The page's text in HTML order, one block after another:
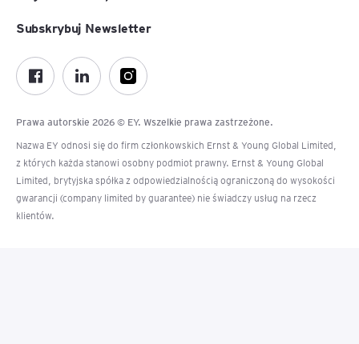
Prawa autorskie 2026 © EY. Wszelkie prawa zastrzeżone.
Nazwa EY odnosi się do firm członkowskich Ernst & Young Global Limited,
z których każda stanowi osobny podmiot prawny. Ernst & Young Global
Limited, brytyjska spółka z odpowiedzialnością ograniczoną do wysokości
gwarancji (company limited by guarantee) nie świadczy usług na rzecz
klientów.
Subskrybuj Newsletter